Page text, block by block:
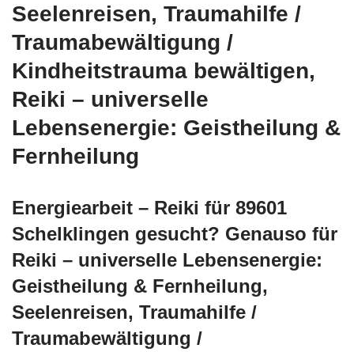
Seelenreisen, Traumahilfe /
Traumabewältigung /
Kindheitstrauma bewältigen,
Reiki – universelle
Lebensenergie: Geistheilung &
Fernheilung
Energiearbeit – Reiki für 89601
Schelklingen gesucht? Genauso für
Reiki – universelle Lebensenergie:
Geistheilung & Fernheilung,
Seelenreisen, Traumahilfe /
Traumabewältigung /